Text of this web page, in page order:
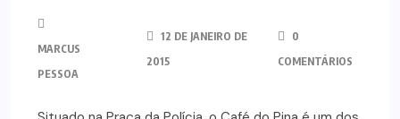
MARCUS
PESSOA
12 DE JANEIRO DE
2015
0
COMENTÁRIOS